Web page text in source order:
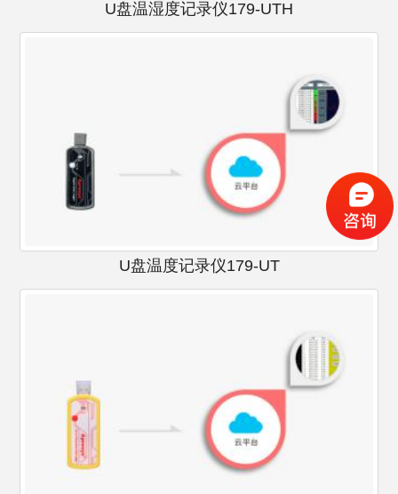
U盘温湿度记录仪179-UTH
U盘温度记录仪179-UT